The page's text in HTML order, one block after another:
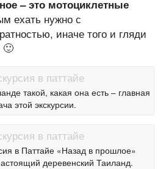
– это мотоциклетные
ехать нужно с
иначе того и гляди
🙂
такой, какая она есть – главная
этой экскурсии.
в Паттайе «Назад в прошлое»
деревенский Таиланд.